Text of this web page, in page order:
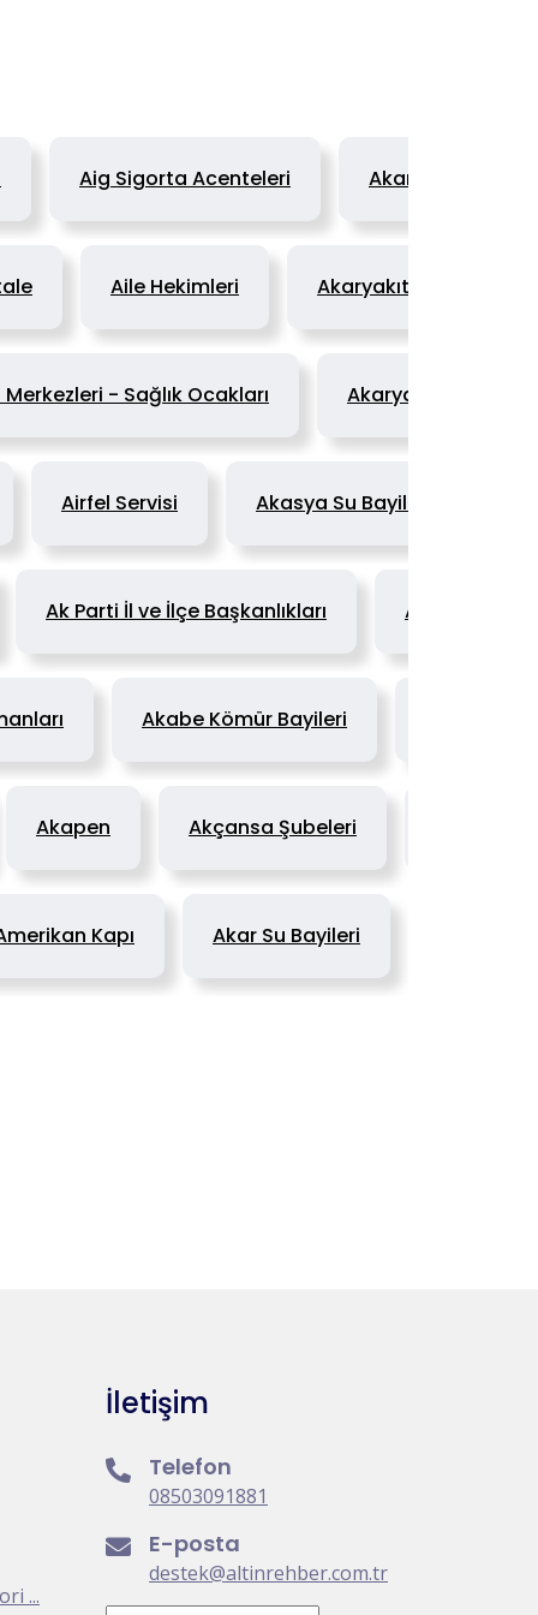
Aig Sigorta Acenteleri Akaryakıt
Aile Hekimleri Akaryakıt Bayileri -
Merkezleri - Sağlık Ocakları Akaryakıt Dağıtım
Airfel Servisi Akasya Su Bayileri
Ak Parti İl ve İlçe Başkanlıkları Akbank
Akabe Kömür Bayileri
Akapen Akçansa Şubeleri
Kapı Akar Su Bayileri
...
İletişim
Telefon
08503091881
E-posta
destek@altinrehber.com.tr